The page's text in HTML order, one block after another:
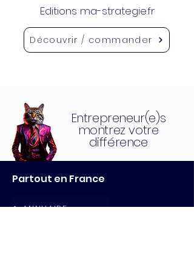
Editions ma-strategie.fr
Découvrir / commander
Entrepreneur(e)s
montrez votre
différence
Partout en France
ANNUAIRE